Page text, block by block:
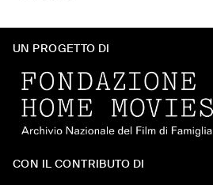
UN PROGETTO DI
CON IL CONTRIBUTO DI